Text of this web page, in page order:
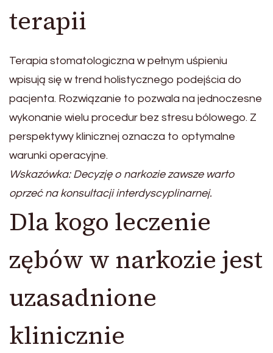
terapii
Terapia stomatologiczna w pełnym uśpieniu
wpisują się w trend holistycznego podejścia do
pacjenta. Rozwiązanie to pozwala na jednoczesne
wykonanie wielu procedur bez stresu bólowego. Z
perspektywy klinicznej oznacza to optymalne
warunki operacyjne.
Wskazówka: Decyzję o narkozie zawsze warto
oprzeć na konsultacji interdyscyplinarnej.
Dla kogo leczenie
zębów w narkozie jest
uzasadnione
klinicznie